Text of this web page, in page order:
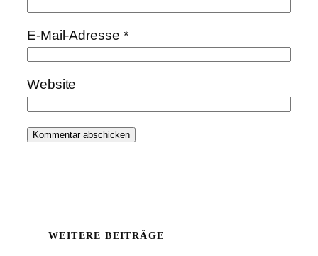
E-Mail-Adresse *
Website
WEITERE BEITRÄGE